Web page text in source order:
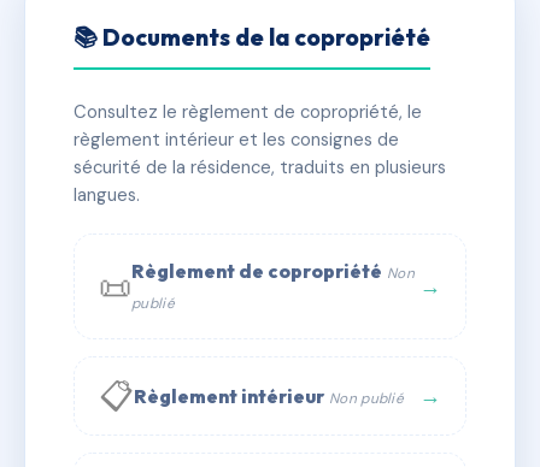
VILLA LES OYATS
PARIS PLAGE
✓ Immatriculée 🏠 11 lots 🏗 1 bâtiment(s)
✉ Email
📚 Documents de la copropriété
Consultez le règlement de copropriété, le
règlement intérieur et les consignes de
sécurité de la résidence, traduits en plusieurs
langues.
📜Règlement de copropriété Non
publié
→
📋Règlement intérieur Non publié →